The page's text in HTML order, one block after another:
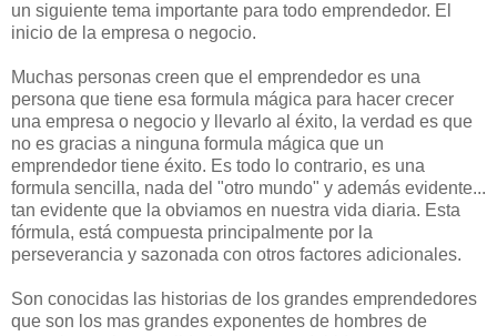
un siguiente tema importante para todo emprendedor. El
inicio de la empresa o negocio.
Muchas personas creen que el emprendedor es una
persona que tiene esa formula mágica para hacer crecer
una empresa o negocio y llevarlo al éxito, la verdad es que
no es gracias a ninguna formula mágica que un
emprendedor tiene éxito. Es todo lo contrario, es una
formula sencilla, nada del "otro mundo" y además evidente...
tan evidente que la obviamos en nuestra vida diaria. Esta
fórmula, está compuesta principalmente por la
perseverancia y sazonada con otros factores adicionales.
Son conocidas las historias de los grandes emprendedores
que son los mas grandes exponentes de hombres de